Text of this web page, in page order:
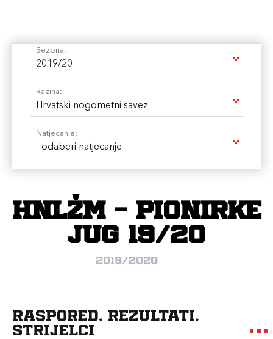
Sezona:
2019/20
Razina:
Hrvatski nogometni savez
Natjecanje:
- odaberi natjecanje -
HNLŽM - pionirke
JUG 19/20
2019/2020
Raspored, rezultati,
strijelci